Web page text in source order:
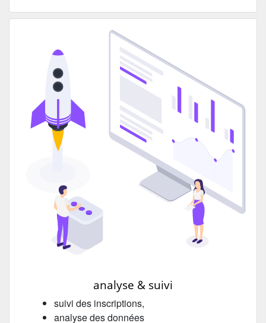
analyse & suivi
suivi des inscriptions,
analyse des données